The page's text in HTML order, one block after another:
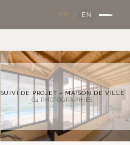
FR EN
SUIVI DE PROJET - MAISON DE VILLE
64 PHOTOGRAPHIES